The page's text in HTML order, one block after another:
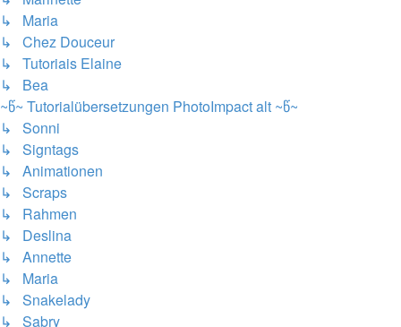
↳ Maria
↳ Chez Douceur
↳ Tutoriais Elaine
↳ Bea
~წ~ Tutorialübersetzungen PhotoImpact alt ~წ~
↳ Sonni
↳ Signtags
↳ Animationen
↳ Scraps
↳ Rahmen
↳ Deslina
↳ Annette
↳ Maria
↳ Snakelady
↳ Sabry